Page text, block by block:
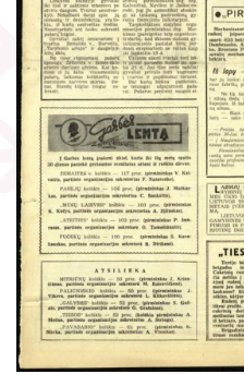
Gaunami
Knygomatai
Internetas
Klubai
Literatų klubas
Interaktyvi
Gabrielės
premija
Bibliotekos
Virtuali